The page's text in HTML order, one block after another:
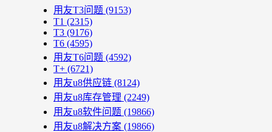
用友T3问题 (9153)
T1 (2315)
T3 (9176)
T6 (4595)
用友T6问题 (4592)
T+ (6721)
用友u8供应链 (8124)
用友u8库存管理 (2249)
用友u8软件问题 (19866)
用友u8解决方案 (19866)